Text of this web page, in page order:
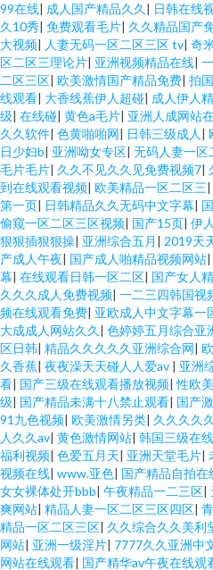
99在线| 成人国产精品久久 | 日韩在线
久10秀| 免费观看毛片| 久久精品国产
大视频| 人妻无码一区二区三区 tv| 奇
区二区三理论片| 亚洲视频精品在线|
二区三区| 欧美激情国产精品免费| 拍
线观看| 大香线蕉伊人超碰| 成人伊人
级| 在线碰| 黄色a毛片| 亚洲人成网站
久久软件| 色黄啪啪网| 日韩三级成人 |
日少妇b| 亚洲呦女专区| 无码人妻一区
毛片毛片| 久久不见久久见免费视频7|
到在线观看视频| 欧美精品一区二区三|
第一页| 日韩精品久久无码中文字幕|
偷窥一区二区三区视频| 国产15页| 伊
狠狠插狠狠操| 亚洲综合五月 | 2019天
产成人午夜| 国产成人啪精品视频网站|
幕| 在线观看日韩一区二区| 国产女人
久久久成人免费视频| 一二三四韩国视
频在线观看免费| 亚欧成人中文字幕一
大成成人网站久久 | 色婷婷五月综合亚
区日韩| 精品久久久久久亚洲综合网|
久香蕉| 夜夜澡天天碰人人爱av | 亚洲
看| 国产三级在线观看播放视频|性欧
级| 国产精品未满十八禁止观看| 国产
91九色视频| 欧美激情另类| 久久久久
人久久av| 黄色激情网站| 韩国三级在
福利视频| 色爱五月天| 亚洲天堂毛片|
视频在线| www.亚色| 国产精品自拍在
女女裸体处开bbb| 午夜精品一二三区|
爽网站| 精品人妻一区二区三区四区|
精品一区二区三区| 久久综合久久美利
网站| 亚洲一级淫片| 7777久久亚洲中
网站在线观看| 国产精华av午夜在线观